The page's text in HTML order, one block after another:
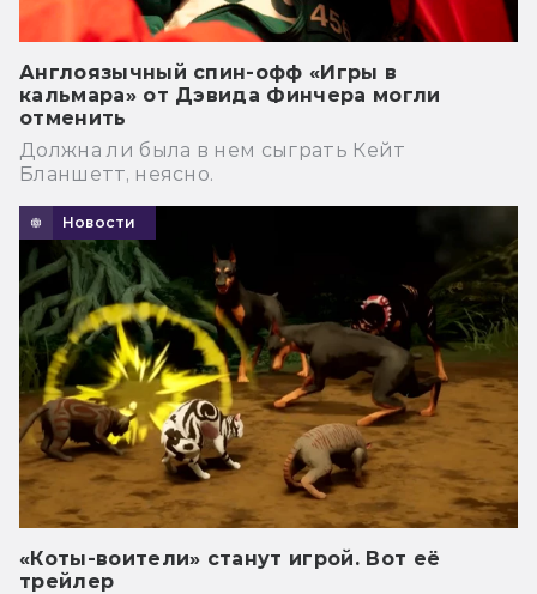
Англоязычный спин-офф «Игры в
кальмара» от Дэвида Финчера могли
отменить
Должна ли была в нем сыграть Кейт
Бланшетт, неясно.
Новости
«Коты-воители» станут игрой. Вот её
трейлер